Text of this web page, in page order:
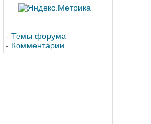
- Темы форума
- Комментарии